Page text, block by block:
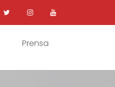
Prensa